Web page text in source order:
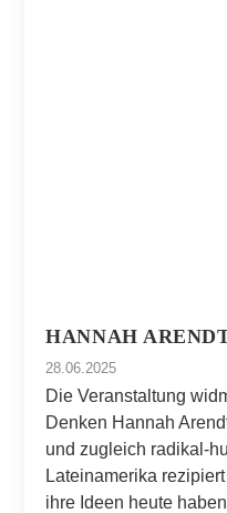
HANNAH
28.06.2025
Die Veranstaltung
Denken Hannah
und zugleich radikal-
Lateinamerika
ihre Ideen heute